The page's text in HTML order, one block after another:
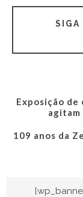
SIGA
Exposição
109 anos da